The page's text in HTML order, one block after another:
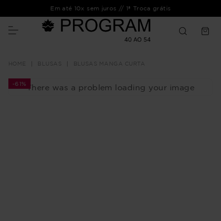
Em até 10x sem juros // 1ª Troca grátis
BLUSAS BLUSAS MANGA CURTA
There was a problem loading your image
-61%